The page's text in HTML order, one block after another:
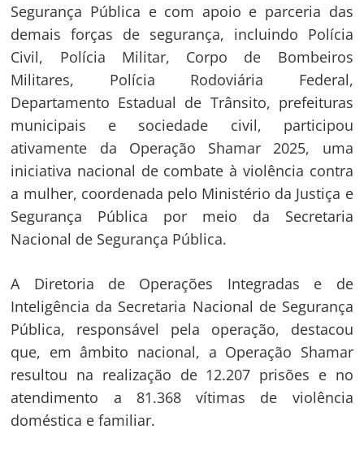
Segurança Pública e com apoio e parceria das
demais forças de segurança, incluindo Polícia
Civil, Polícia Militar, Corpo de Bombeiros
Militares, Polícia Rodoviária Federal,
Departamento Estadual de Trânsito, prefeituras
municipais e sociedade civil, participou
ativamente da Operação Shamar 2025, uma
iniciativa nacional de combate à violência contra
a mulher, coordenada pelo Ministério da Justiça e
Segurança Pública por meio da Secretaria
Nacional de Segurança Pública.
A Diretoria de Operações Integradas e de
Inteligência da Secretaria Nacional de Segurança
Pública, responsável pela operação, destacou
que, em âmbito nacional, a Operação Shamar
resultou na realização de 12.207 prisões e no
atendimento a 81.368 vítimas de violência
doméstica e familiar.